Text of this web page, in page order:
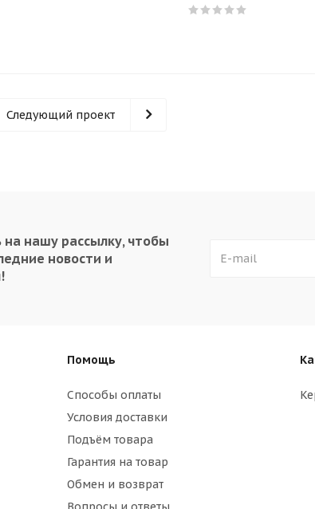
Следующий проект
нашу рассылку, чтобы
новости и
Помощь
Способы оплаты
Условия доставки
Подъём товара
Гарантия на товар
Обмен и возврат